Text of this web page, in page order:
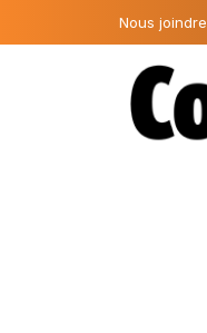
Nous joindre